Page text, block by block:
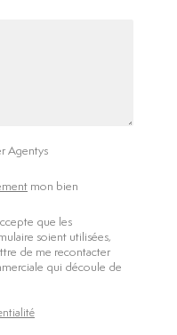
Agentys
mon bien
que les
soient utilisées,
de me recontacter
qui découle de